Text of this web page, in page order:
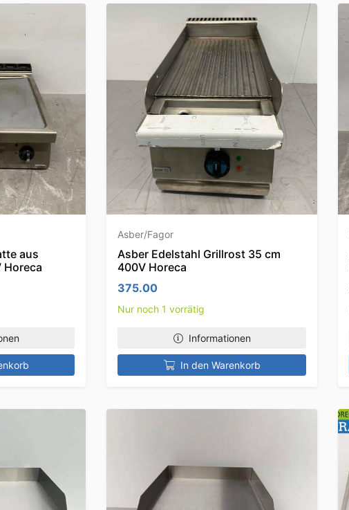
aus
Horeca
Asber/Fagor
Asber Edelstahl Grillrost 35 cm
400V Horeca
375.00
Nur noch 1 vorrätig
Informationen
In den Warenkorb